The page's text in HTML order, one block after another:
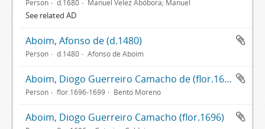
Person d.1680 Manuel Velez Abóbora; Manuel
See related AD
Aboim, Afonso de (d.1480)
Person d.1480 Afonso de Aboim
Aboim, Diogo Guerreiro Camacho de (flor.1696-1699)
Person flor.1696-1699 Bento Moreno
Aboim, Diogo Guerreiro Camacho (flor.1696)